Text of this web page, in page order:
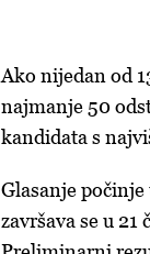
Ako nijedan od
najmanje 50
kandidata s
Glasanje
završava se u